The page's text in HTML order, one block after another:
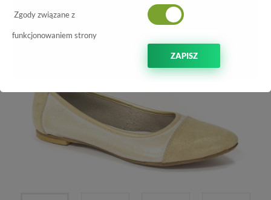
Zgody związane z
funkcjonowaniem strony
ZAPISZ